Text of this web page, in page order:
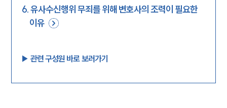
6.유사수신행위 무죄를 위해 변호사의 조력이 필요한
이유
▶︎ 관련 구성원 바로 보러가기